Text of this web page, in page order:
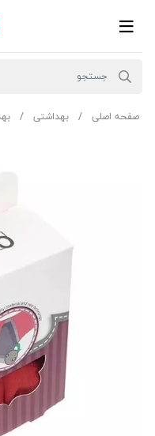
صفحه اصلی بهداشتی